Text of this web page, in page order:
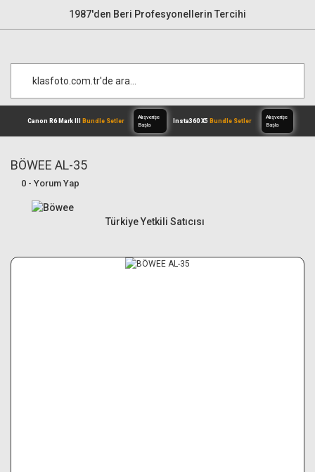
1987'den Beri Profesyonellerin Tercihi
Canon R6 Mark III
BÖWEE AL-35
0 - Yorum Yap
Türkiye Yetkili Satıcısı